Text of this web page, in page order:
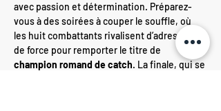
avec passion et détermination. Préparez-
vous à des soirées à couper le souffle, où
les huit combattants rivalisent d’adresse et
de force pour remporter le titre de
champion romand de catch. La finale, qui se